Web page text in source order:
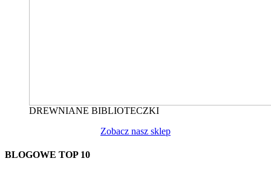
DREWNIANE BIBLIOTECZKI
Zobacz nasz sklep
BLOGOWE TOP 10